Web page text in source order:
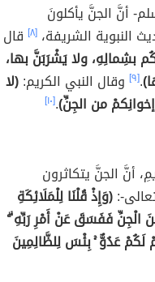
أنَّ الجنَّ يأكلونَ
النبوية الشريفة،[٨]
قال
بشِمالِهِ، ولا يَشْرَبَنَّ بها،
.[٩] وقال النبي الكريم:(لا
إخوانِكمْ من الجِنِّ).[١٠]
أنَّ الجنَّ يتكاثرون
:(وَإِذْ قُلْنَا لِلْمَلَائِكَةِ
الْجِنِّ فَفَسَقَ عَنْ أَمْرِ رَبِّهِ
لَكُمْ عَدُوٌّ ۚ بِئْسَ لِلظَّالِمِينَ